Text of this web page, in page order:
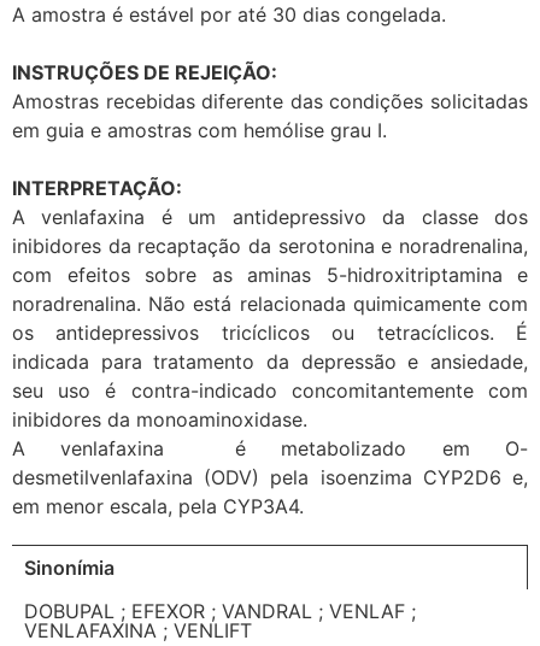
A amostra é estável por até 30 dias congelada.
INSTRUÇÕES DE REJEIÇÃO:
Amostras recebidas diferente das condições solicitadas
em guia e amostras com hemólise grau I.
INTERPRETAÇÃO:
A venlafaxina é um antidepressivo da classe dos
inibidores da recaptação da serotonina e noradrenalina,
com efeitos sobre as aminas 5-hidroxitriptamina e
noradrenalina. Não está relacionada quimicamente com
os antidepressivos tricíclicos ou tetracíclicos. É
indicada para tratamento da depressão e ansiedade,
seu uso é contra-indicado concomitantemente com
inibidores da monoaminoxidase.
A venlafaxina é metabolizado em O-
desmetilvenlafaxina (ODV) pela isoenzima CYP2D6 e,
em menor escala, pela CYP3A4.
Sinonímia
DOBUPAL ; EFEXOR ; VANDRAL ; VENLAF ;
VENLAFAXINA ; VENLIFT